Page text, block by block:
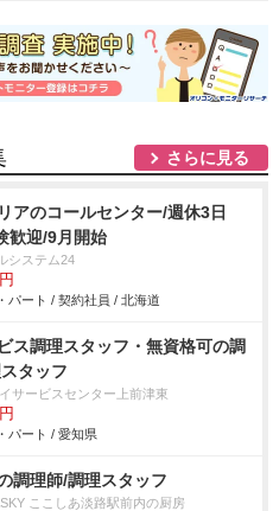
さらに見る
アのコールセンター/週休3日
歓迎/9月開始
システム24
パート / 契約社員 / 北海道
ス調理スタッフ・無資格可の調
タッフ
サービスセンター上前津東
パート / 愛知県
調理師/調理スタッフ
ここしあ淡路駅前内の厨房